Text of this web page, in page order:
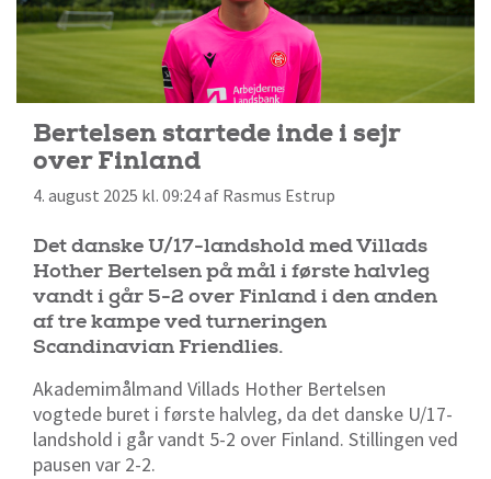
Bertelsen startede inde i sejr
over Finland
4. august 2025 kl. 09:24 af Rasmus Estrup
Det danske U/17-landshold med Villads
Hother Bertelsen på mål i første halvleg
vandt i går 5-2 over Finland i den anden
af tre kampe ved turneringen
Scandinavian Friendlies.
Akademimålmand Villads Hother Bertelsen
vogtede buret i første halvleg, da det danske U/17-
landshold i går vandt 5-2 over Finland. Stillingen ved
pausen var 2-2.